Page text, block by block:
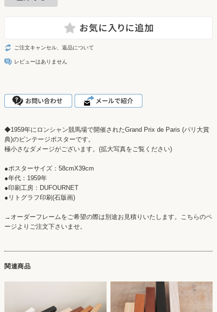
ご注文キャンセル、返品について
レビューはありません
◆1959年にロンシャン競馬場で開催されたGrand Prix de Paris (パリ大賞
典)のビンテージポスターです。
極小さなダメージがございます。(拡大写真をご覧ください)
●ポスターサイズ：58cmX39cm
●年代：1959年
●印刷工房：DUFOURNET
●リトグラフ印刷(石版画)
→オーダーフレームをご希望の際は別途お見積りいたします。こちらのペ
ージよりご注文下さいませ。
関連商品